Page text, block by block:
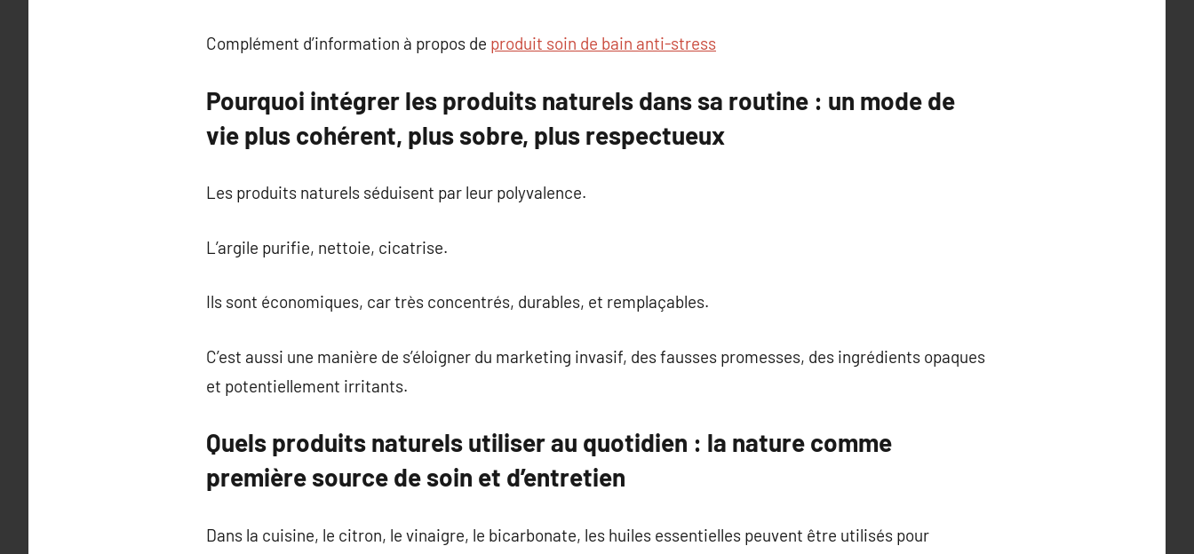
Complément d’information à propos de produit soin de bain anti-stress
Pourquoi intégrer les produits naturels dans sa routine : un mode de
vie plus cohérent, plus sobre, plus respectueux
Les produits naturels séduisent par leur polyvalence.
L’argile purifie, nettoie, cicatrise.
Ils sont économiques, car très concentrés, durables, et remplaçables.
C’est aussi une manière de s’éloigner du marketing invasif, des fausses promesses, des ingrédients opaques
et potentiellement irritants.
Quels produits naturels utiliser au quotidien : la nature comme
première source de soin et d’entretien
Dans la cuisine, le citron, le vinaigre, le bicarbonate, les huiles essentielles peuvent être utilisés pour